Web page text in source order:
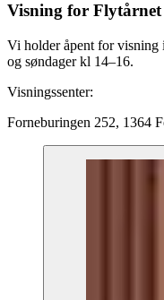
Visning for Flytårnet
Vi holder åpent for visning
og søndager kl 14–16.
Visningssenter:
Forneburingen 252, 1364